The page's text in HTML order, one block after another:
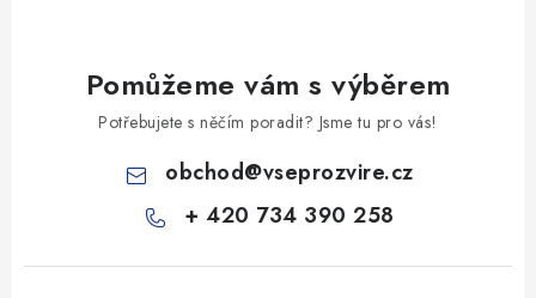
Pomůžeme vám s výběrem
Potřebujete s něčím poradit? Jsme tu pro vás!
obchod@vseprozvire.cz
+ 420 734 390 258